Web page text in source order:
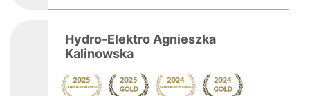
Hydro-Elektro Agnieszka
Kalinowska